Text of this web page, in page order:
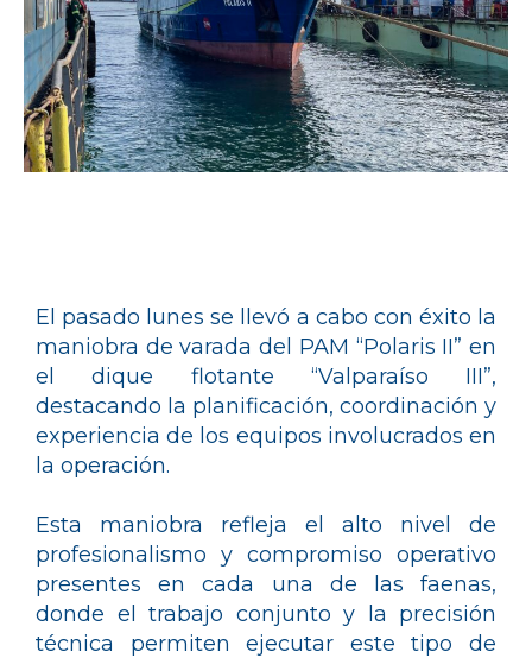
El pasado lunes se llevó a cabo con éxito la
maniobra de varada del PAM “Polaris II” en
el dique flotante “Valparaíso III”,
destacando la planificación, coordinación y
experiencia de los equipos involucrados en
la operación.
Esta maniobra refleja el alto nivel de
profesionalismo y compromiso operativo
presentes en cada una de las faenas,
donde el trabajo conjunto y la precisión
técnica permiten ejecutar este tipo de